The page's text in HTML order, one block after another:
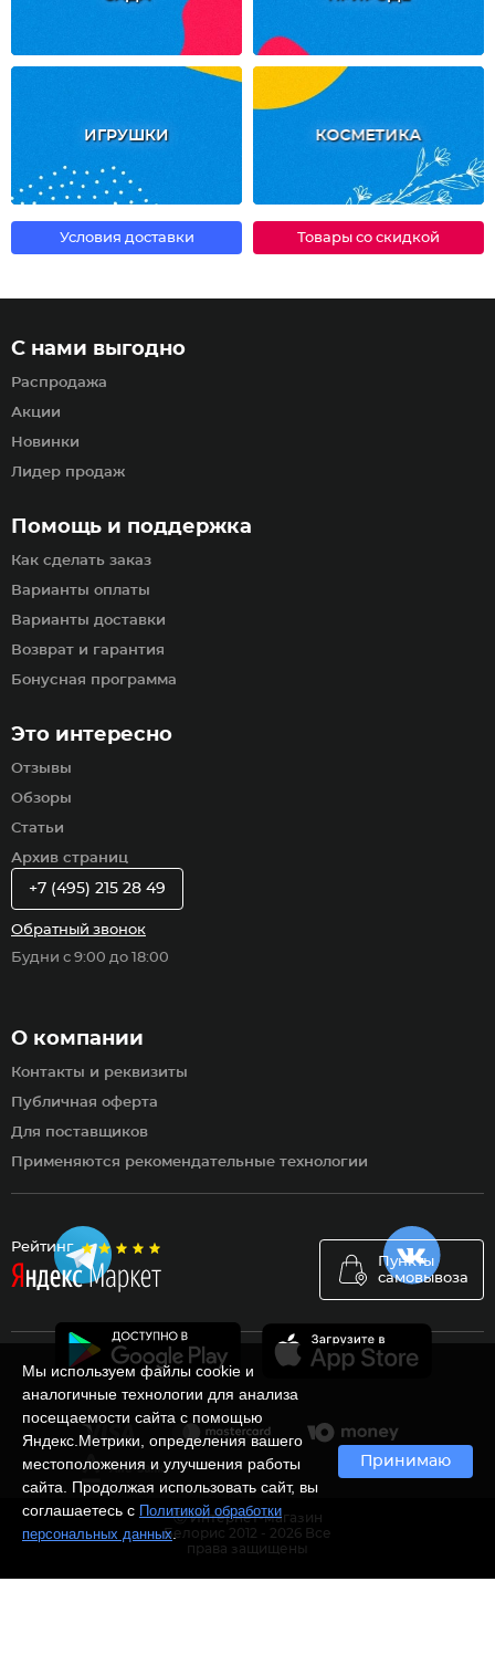
ИГРУШКИ КОСМЕТИКА
Условия доставки Товары со скидкой
Рейтинг
Пункты
самовывоза
Помощь и поддержка
Как сделать заказ
Варианты оплаты
Варианты доставки
Возврат и гарантия
Бонусная программа
С нами выгодно
Распродажа
Акции
Новинки
Лидер продаж
Это интересно
Отзывы
Обзоры
Статьи
Архив страниц
О компании
Контакты и реквизиты
Публичная оферта
Для поставщиков
Применяются рекомендательные технологии
+7 (495) 215 28 49
Обратный звонок
Будни с 9:00 до 18:00
Мы используем файлы cookie и
аналогичные технологии для анализа
посещаемости сайта с помощью
Яндекс.Метрики, определения вашего
местоположения и улучшения работы
сайта. Продолжая использовать сайт, вы
соглашаетесь с Политикой обработки
персональных данных.
Принимаю
Ⓒ Интернет-магазин
Белорис 2012 - 2026 Все
права защищены